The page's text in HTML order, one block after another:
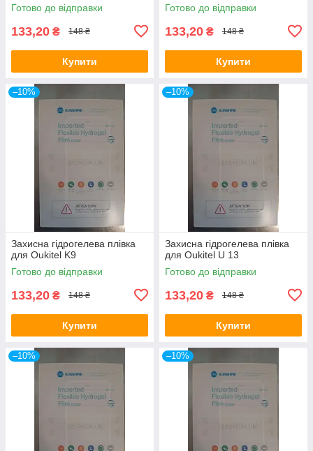
Готово до відправки
133,20 ₴ 148 ₴
Купити
Готово до відправки
133,20 ₴ 148 ₴
Купити
–10%
Захисна гідрогелева плівка
для Oukitel K9
Готово до відправки
133,20 ₴ 148 ₴
Купити
–10%
Захисна гідрогелева плівка
для Oukitel U 13
Готово до відправки
133,20 ₴ 148 ₴
Купити
–10% –10%